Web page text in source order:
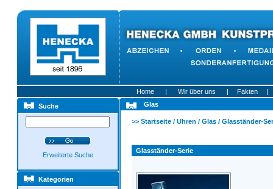
Home | Wir über uns | Fakten
|
Suche
Erweiterte Suche
Kategorien
Glas
>> Startseite/ Uhren / Glas/ Glasständer-
Glasständer-Serie